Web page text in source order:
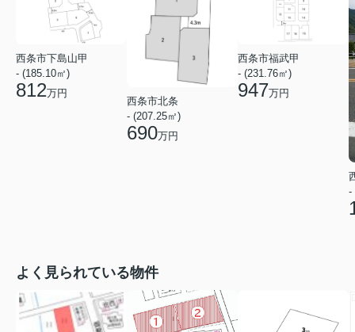
西条市下島山甲
- (185.10㎡)
812万円
西条市北条
- (207.25㎡)
690万円
西条市福武甲
- (231.76㎡)
947万円
-
よく見られている物件